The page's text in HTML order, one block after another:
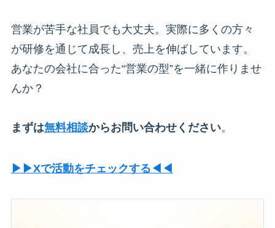
営業が苦手な社員でも大丈夫。実際に多くの方々
が研修を通じて成長し、売上を伸ばしています。
あなたの会社に合った“営業の型”を一緒に作りませ
んか？
まずは無料相談からお問い合わせください。
▶︎▶︎Xで活動をチェックする◀︎◀︎